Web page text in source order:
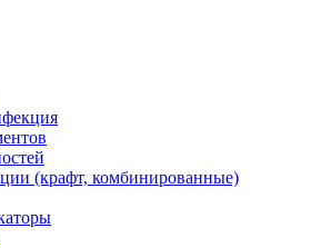
(крафт, комбинированные)